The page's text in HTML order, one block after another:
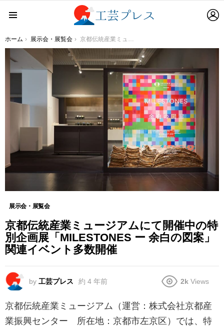
You are here:
ホーム 展示会・展覧会 京都伝統産業ミュージアムにて開催中の特別企画展「MILESTONES ー 余白の図案」関連イベント多数開催
展示会・展覧会
京都伝統産業ミュージアムにて開催中の特
別企画展「MILESTONES ー 余白の図案」
関連イベント多数開催
by 工芸プレス 約 4 年前 2k Views
京都伝統産業ミュージアム（運営：株式会社京都産
業振興センター 所在地：京都市左京区）では、特